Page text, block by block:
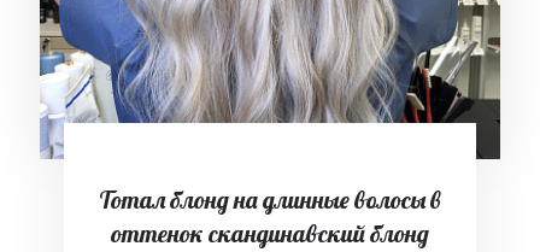
Тотал блонд на длинные волосы в
оттенок скандинавский блонд